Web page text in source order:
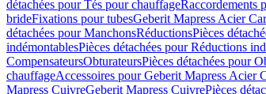
détachées pour Tés pour chauffageRaccordements
brideFixations pour tubesGeberit Mapress Acier
détachées pour ManchonsRéductionsPièces
indémontablesPièces détachées pour Réductions
CompensateursObturateursPièces détachées pour
chauffageAccessoires pour Geberit Mapress Acier
Mapress CuivreGeberit Mapress CuivrePièces